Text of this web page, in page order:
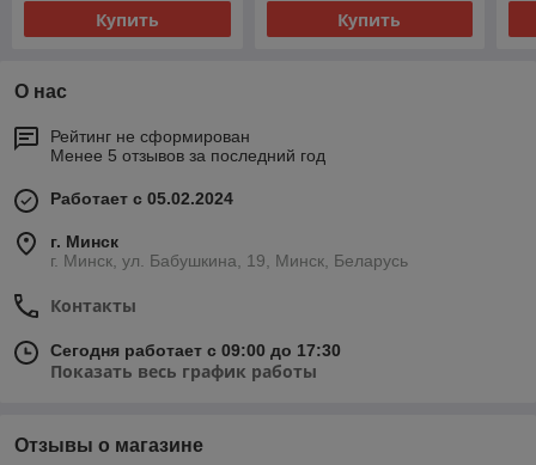
Купить Купить
О нас
Рейтинг не сформирован
Менее 5 отзывов за последний год
Работает с 05.02.2024
г. Минск
г. Минск, ул. Бабушкина, 19, Минск, Беларусь
Контакты
Сегодня работает с 09:00 до 17:30
Показать весь график работы
Отзывы о магазине